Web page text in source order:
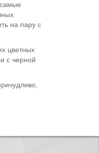
на пару с
цветных
с черной